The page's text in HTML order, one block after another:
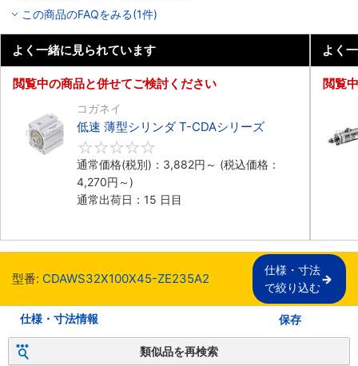
この商品のFAQをみる(1件)
よく一緒に見られています
閲覧中の商品と併せてご検討ください
コガネイ
低速 薄型シリンダ T-CDAシリーズ
通常価格(税別)： 3,882円 ～ (税込価格：
4,270円 ～)
通常出荷日：15 日目
よく
閲覧
型番: CDAWS32X100X45-ZE235A2
仕様・寸法
で絞り込む
仕様・寸法情報 保存
類似品を再検索